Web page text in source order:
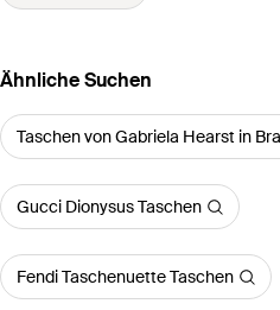
Ähnliche Suchen
Taschen von Gabriela Hearst in
Gucci Dionysus Taschen
Fendi Taschenuette Taschen